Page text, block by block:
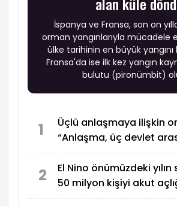
İspanya ve Fransa, son on
orman yangınlarıyla mücadele
ülke tarihinin en büyük
Fransa'da ise ilk kez yangın
bulutu (pironümbit)
1
Üçlü anlaşmaya ilişkin
“Anlaşma, üç devlet
öngörüyor"
2
El Nino önümüzdeki
50 milyon kişiyi akut